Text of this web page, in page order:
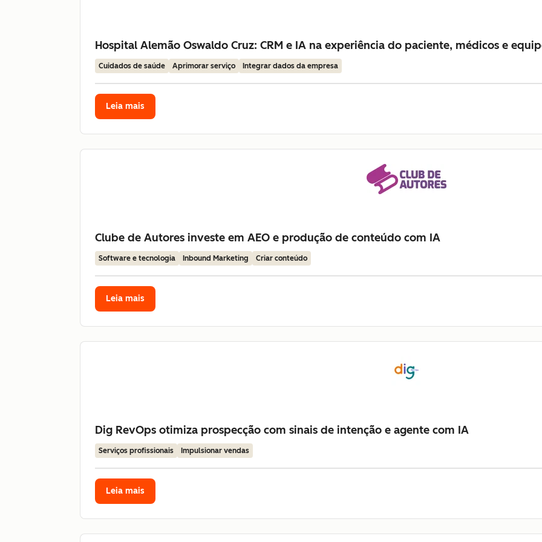
Hospital Alemão Oswaldo Cruz: CRM e IA na experiência do paciente, médicos e
Cuidados de saúde Aprimorar serviço Integrar dados da empresa
Leia mais
Clube de Autores investe em AEO e produção de conteúdo com IA
Software e tecnologia Inbound Marketing Criar conteúdo
Leia mais
Dig RevOps otimiza prospecção com sinais de intenção e agente com IA
Serviços profissionais Impulsionar vendas
Leia mais